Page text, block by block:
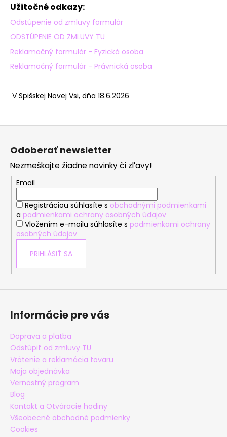
Užitočné odkazy:
Odstúpenie od zmluvy formulár
ODSTÚPENIE OD ZMLUVY TU
Reklamačný formulár - Fyzická osoba
Reklamačný formulár - Právnická osoba
V Spišskej Novej Vsi, dňa 18.6.2026
Z
Odoberať newsletter
Nezmeškajte žiadne novinky či zľavy!
Email
Registráciou súhlasíte s obchodnými podmienkami
a podmienkami ochrany osobných údajov
Vložením e-mailu súhlasíte s podmienkami ochrany
osobných údajov
PRIHLÁSIŤ SA
Informácie pre vás
Doprava a platba
Odstúpiť od zmluvy TU
Vrátenie a reklamácia tovaru
Moja objednávka
Vernostný program
Blog
Kontakt a Otváracie hodiny
Všeobecné obchodné podmienky
Cookies